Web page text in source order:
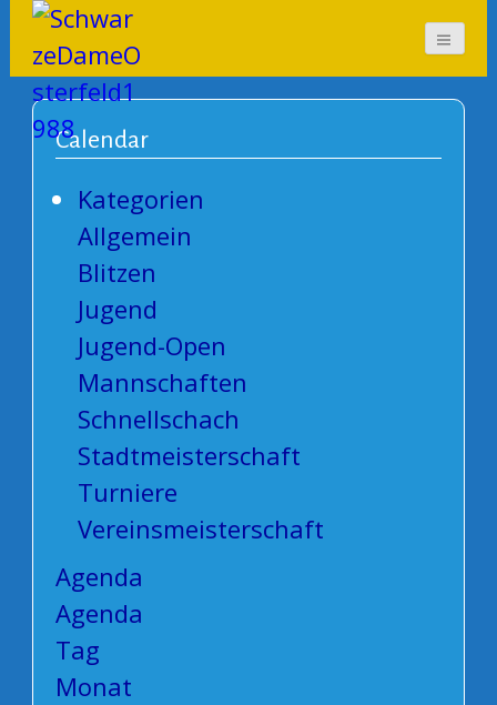
SchwarzeDameOsterf
eld1988
Calendar
Kategorien
Allgemein
Blitzen
Jugend
Jugend-Open
Mannschaften
Schnellschach
Stadtmeisterschaft
Turniere
Vereinsmeisterschaft
Agenda
Agenda
Tag
Monat